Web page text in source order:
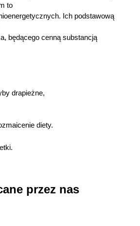
to
Ich podstawową
będącego cenną substancją
drapieżne,
diety.
przez nas